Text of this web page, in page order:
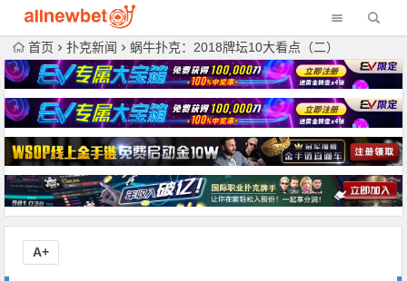
首页 扑克新闻 蜗牛扑克：2018牌坛10大看点（二）
A+